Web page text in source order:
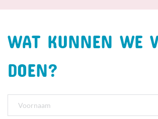
WAT KUNNEN WE
DOEN?